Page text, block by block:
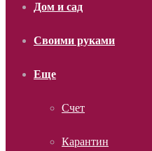
Дом и сад
Своими руками
Еще
Счет
Карантин